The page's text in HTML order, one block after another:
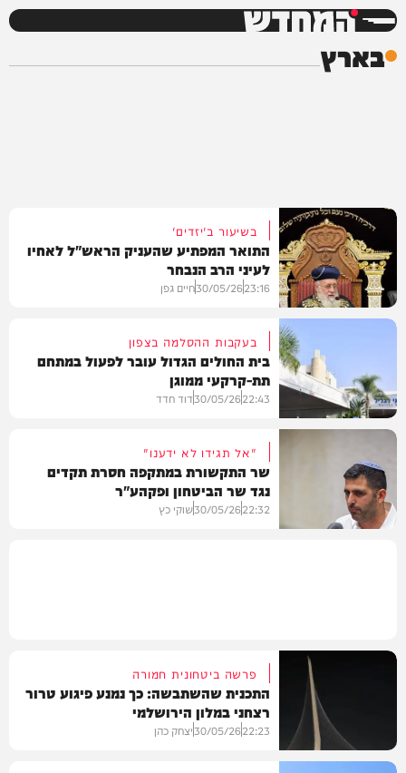
המחדש
בארץ
בארץ
בשיעור ב'יזדים'
התואר המפתיע שהעניק הראש"ל לאחיו
לעיני הרב הנבחר
23:16
30/05/26חיים גפן
חדשות
בעקבות ההסלמה בצפון
בית החולים הגדול עובר לפעול במתחם
תת-קרקעי ממוגן
22:43
30/05/26דוד חדד
"אל תגידו לא ידענו"
שר התקשורת במתקפה חסרת תקדים
נגד שר הביטחון ופקהע"ר
22:32
30/05/26שוקי כץ
פרשה ביטחונית חמורה
התכנית שהשתבשה: כך נמנע פיגוע טרור
רצחני במלון הירושלמי
22:23
30/05/26יצחק כהן